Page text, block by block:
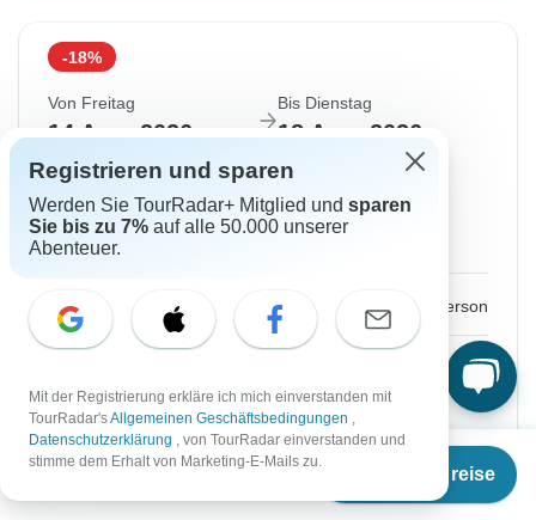
Ab€1.276
Termine & Preise
-18%
Von Freitag
14 Aug, 2026
Bis Dienstag
18 Aug, 2026
Sehr beliebt
Garantierte Durchführung
Ab: €1.276 €1.046 per person
Preis basierend auf privatem Doppelzimmer
Reisetermin wählen
Registrieren und sparen
Werden Sie TourRadar+ Mitglied und sparen
Sie bis zu 7% auf alle 50.000 unserer
Abenteuer.
Mit der Registrierung erkläre ich mich einverstanden mit
TourRadar'sAllgemeinen Geschäftsbedingungen ,
Datenschutzerklärung , von TourRadar einverstanden und
stimme dem Erhalt von Marketing-E-Mails zu.